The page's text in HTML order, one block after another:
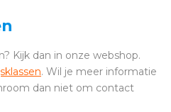
Kijk dan in onze webshop.
. Wil je meer informatie
dan niet om contact